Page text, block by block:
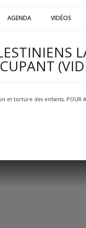
AGENDA VIDÉOS
et torture des enfants, POUR